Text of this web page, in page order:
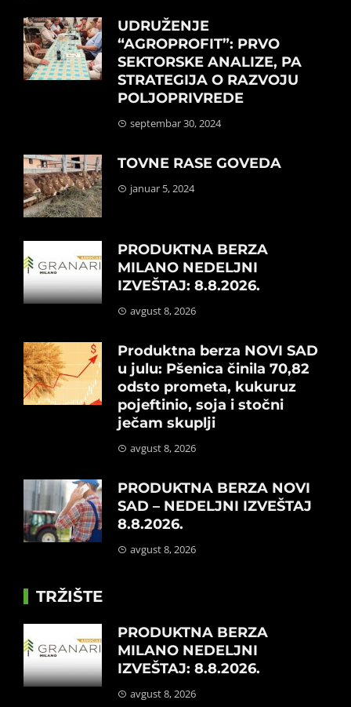
UDRUŽENJE
“AGROPROFIT”: PRVO
SEKTORSKE ANALIZE, PA
STRATEGIJA O RAZVOJU
POLJOPRIVREDE
septembar 30, 2024
TOVNE RASE GOVEDA
januar 5, 2024
PRODUKTNA BERZA
MILANO NEDELJNI
IZVEŠTAJ: 8.8.2026.
avgust 8, 2026
Produktna berza NOVI SAD
u julu: Pšenica činila 70,82
odsto prometa, kukuruz
pojeftinio, soja i stočni
ječam skuplji
avgust 8, 2026
PRODUKTNA BERZA NOVI
SAD – NEDELJNI IZVEŠTAJ
8.8.2026.
avgust 8, 2026
TRŽIŠTE
PRODUKTNA BERZA
MILANO NEDELJNI
IZVEŠTAJ: 8.8.2026.
avgust 8, 2026